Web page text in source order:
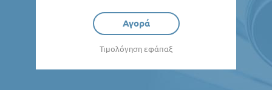
Αγορά
Τιμολόγηση εφάπαξ